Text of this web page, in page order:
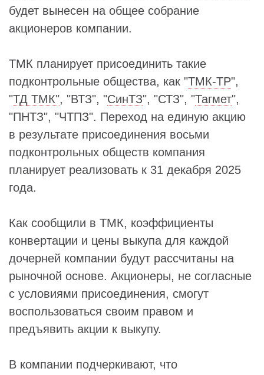
будет вынесен на общее собрание
акционеров компании.
ТМК планирует присоединить такие
подконтрольные общества, как "ТМК-ТР",
"ТД ТМК", "ВТЗ", "СинТЗ", "СТЗ", "Тагмет",
"ПНТЗ", "ЧТПЗ". Переход на единую акцию
в результате присоединения восьми
подконтрольных обществ компания
планирует реализовать к 31 декабря 2025
года.
Как сообщили в ТМК, коэффициенты
конвертации и цены выкупа для каждой
дочерней компании будут рассчитаны на
рыночной основе. Акционеры, не согласные
с условиями присоединения, смогут
воспользоваться своим правом и
предъявить акции к выкупу.
В компании подчеркивают, что